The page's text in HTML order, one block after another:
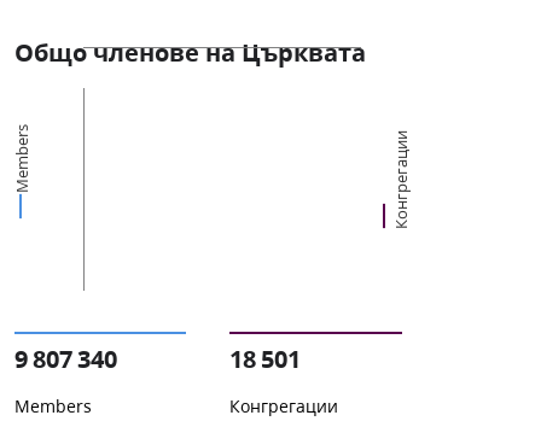
Общо членове на Църквата
Members Конгрегации
9 807 340
Members
18 501
Конгрегации